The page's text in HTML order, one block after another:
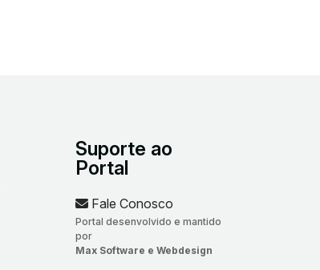
Suporte ao
Portal
Fale Conosco
Portal desenvolvido e mantido
por
Max Software e Webdesign